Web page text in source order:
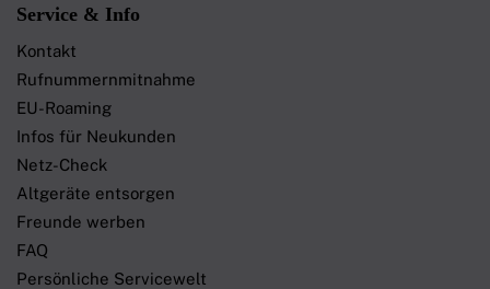
Service & Info
Kontakt
Rufnummernmitnahme
EU-Roaming
Infos für Neukunden
Netz-Check
Altgeräte entsorgen
Freunde werben
FAQ
Persönliche Servicewelt